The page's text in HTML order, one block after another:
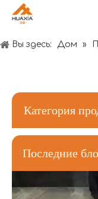
Вы здесь: Дом »
Категория
Последние